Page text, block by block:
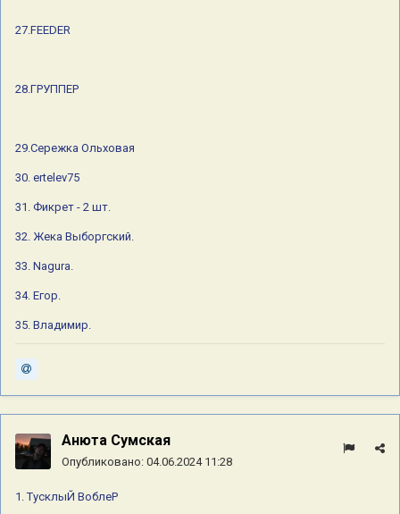
27.FEEDER
28.ГРУППЕР
29.Сережка Ольховая
30. ertelev75
31. Фикрет - 2 шт.
32. Жека Выборгский.
33. Nagura.
34. Егор.
35. Владимир.
Анюта Сумская
Опубликовано: 04.06.2024 11:28
1. ТусклыЙ ВоблеР